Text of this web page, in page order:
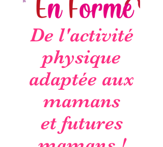
De l'activité
physique
adaptée aux
mamans
et futures